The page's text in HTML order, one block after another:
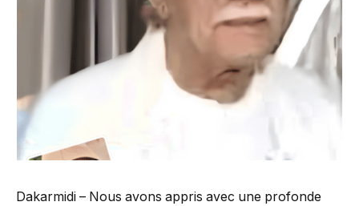
Dakarmidi – Nous avons appris avec une profonde